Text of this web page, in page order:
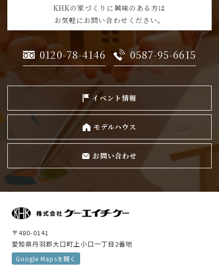
KHKの家づくりに興味のある方は
お気軽にお問い合わせください。
0120-78-4146 0587-95-6615
イベント情報
モデルハウス
お問い合わせ
〒480-0141
愛知県丹羽郡大口町上小口一丁目2番地
Google Mapsを開く